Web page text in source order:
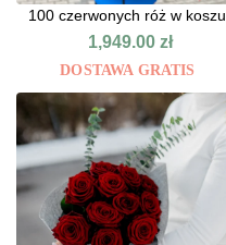
100 czerwonych róż w koszu
1,949.00zł
DOSTAWA GRATIS